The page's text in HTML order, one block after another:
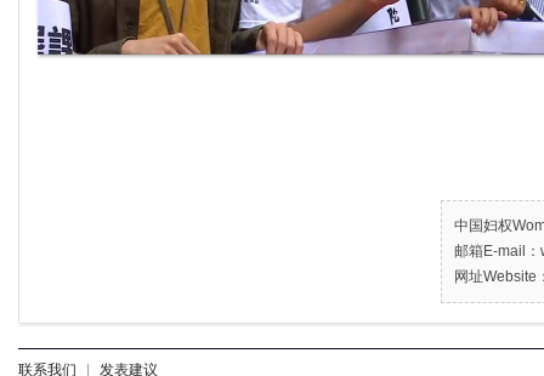
中国妇权
邮箱E-mail
网址Website
联系我们 | 发表建议